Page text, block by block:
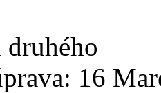
druhého
16